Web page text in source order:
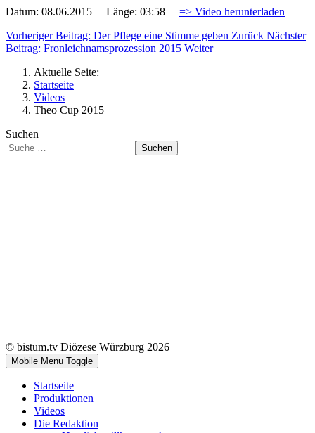
Datum: 08.06.2015 Länge: 03:58 => Video herunterladen
Vorheriger Beitrag: Der Pflege eine Stimme geben Zurück Nächster
Beitrag: Fronleichnamsprozession 2015 Weiter
Aktuelle Seite:
Startseite
Videos
Theo Cup 2015
Suchen
Suchen
© bistum.tv Diözese Würzburg 2026
Mobile Menu Toggle
Startseite
Produktionen
Videos
Die Redaktion